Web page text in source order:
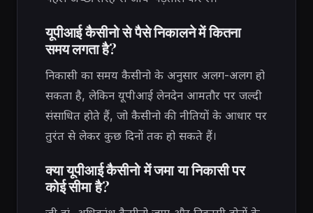
यूपीआई कैसीनो से पैसे निकालने में कितना
समय लगता है?
निकासी का समय कैसीनो के अनुसार अलग-अलग हो
सकता है, लेकिन यूपीआई लेनदेन आमतौर पर जल्दी
संसाधित होते हैं, जो कैसीनो की नीतियों के आधार पर
तुरंत से लेकर कुछ दिनों तक हो सकते हैं।
क्या यूपीआई कैसीनो में जमा या निकासी पर
कोई सीमा है?